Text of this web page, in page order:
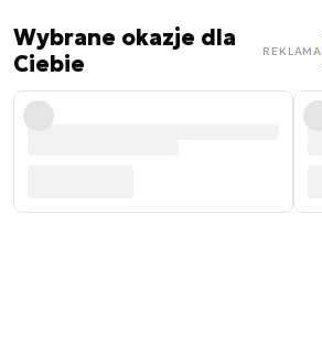
Wybrane okazje dla
Ciebie
REKLAMA